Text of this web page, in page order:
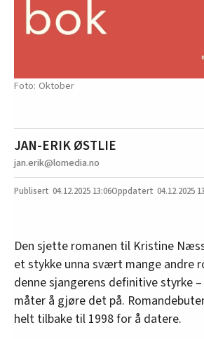
Oktober
JAN-ERIK ØSTLIE
jan.erik@lomedia.no
04.12.2025 13:06 04.12.2025
Den sjette romanen til Kristine
et stykke unna svært mange andre
denne sjangerens definitive styrke
måter å gjøre det på.
helt tilbake til 1998 for å datere.